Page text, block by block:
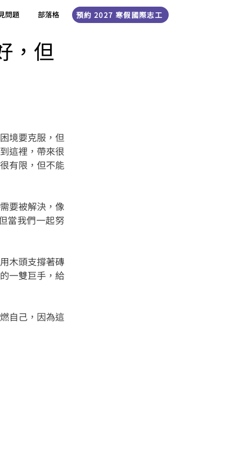
問題 部落格 預約 2027 寒假國際志工
，但
境要克服，但
這裡，帶來很
有限，但不能
要被解決，像
當我們一起努
木頭支撐著磚
一雙巨手，給
自己，因為這